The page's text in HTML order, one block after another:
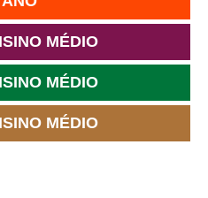
MÉDIO
MÉDIO
MÉDIO